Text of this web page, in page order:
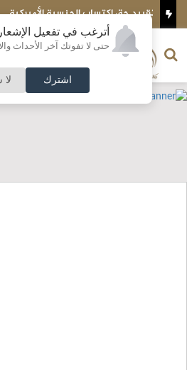
أترغب في تفعيل
حتى لا تفوتك آخر الأحداث
اشترك لا
الكويت تحبط تهريب شحنة ضخمة
الناشر و رئيس التحرير